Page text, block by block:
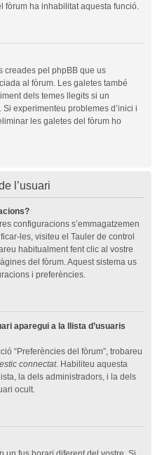
ha inhabilitat aquesta funció.
creades pel phpBB que us
al fòrum. Les galetes també
dels temes llegits si un
experimenteu problemes d’inici i
les galetes del fòrum ho
l’usuari
configuracions s’emmagatzemen
les, visiteu el Tauler de control
habitualment fent clic al vostre
del fòrum. Aquest sistema us
i preferències.
aparegui a la llista d’usuaris
“Preferències del fòrum”, trobareu
connectat. Habiliteu aquesta
la dels administradors, i la dels
ocult.